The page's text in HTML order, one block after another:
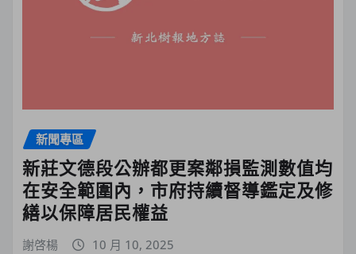
新聞專區
新莊文德段公辦都更案鄰損監測數值均
在安全範圍內，市府持續督導鑑定及修
繕以保障居民權益
謝啓楊 10 月 10, 2025